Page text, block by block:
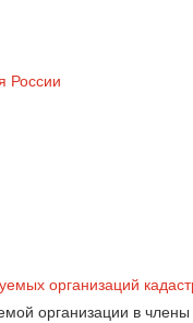
России
организаций
организации в